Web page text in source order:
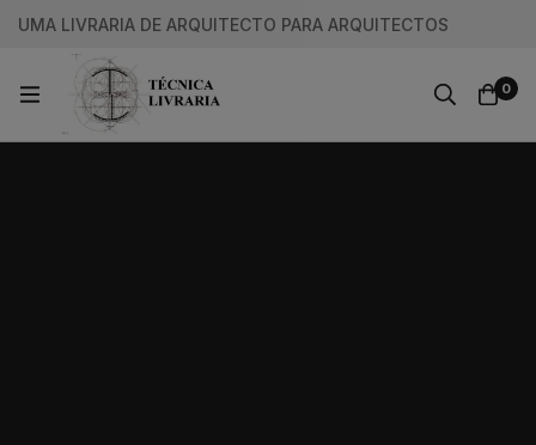
UMA LIVRARIA DE ARQUITECTO PARA ARQUITECTOS
0